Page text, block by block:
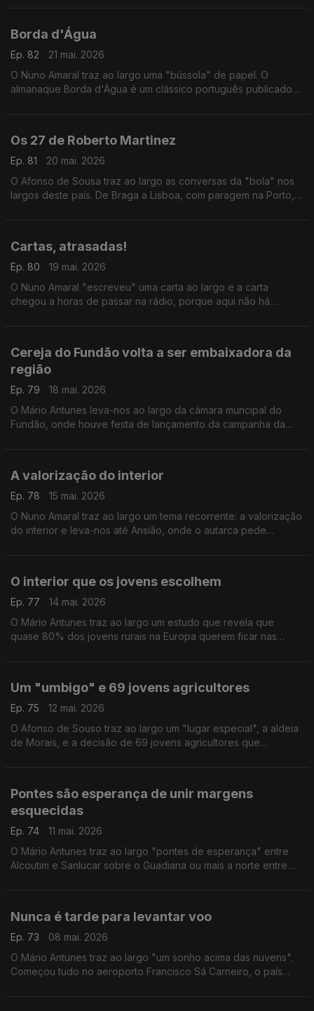
Borda d'Água
Ep. 82
21 mai. 2026
O Nuno Amaral traz ao largo uma "bússola" de papel. O
almanaque Borda d'Água é um clássico português publicado
Os 27 de Roberto Martinez
Ep. 81
20 mai. 2026
O Afonso de Sousa traz ao largo as conversas da "bola" nos
largos deste país. De Braga a Lisboa, com paragem na Porto,
Cartas, atrasadas!
Ep. 80
19 mai. 2026
O Nuno Amaral "escreveu" uma carta ao largo e a carta
chegou a horas de passar na rádio, porque aqui não há
Cereja do Fundão volta a ser embaixadora da
região
Ep. 79
18 mai. 2026
O Mário Antunes leva-nos ao largo da câmara muncipal do
Fundão, onde houve festa de lançamento da campanha da
A valorização do interior
Ep. 78
15 mai. 2026
O Nuno Amaral traz ao largo um tema recorrente: a valorização
do interior e leva-nos até Ansião, onde o autarca pede
O interior que os jovens escolhem
Ep. 77
14 mai. 2026
O Mário Antunes traz ao largo um estudo que revela que
quase 80% dos jovens rurais na Europa querem ficar nas
Um "umbigo" e 69 jovens agricultores
Ep. 75
12 mai. 2026
O Afonso de Souso traz ao largo um "lugar especial", a aldeia
de Morais, e a decisão de 69 jovens agricultores que
Pontes são esperança de unir margens
esquecidas
Ep. 74
11 mai. 2026
O Mário Antunes traz ao largo "pontes de esperança" entre
Alcoutim e Sanlucar sobre o Guadiana ou mais a norte entre
Nunca é tarde para levantar voo
Ep. 73
08 mai. 2026
O Mário Antunes traz ao largo "um sonho acima das nuvens".
Começou tudo no aeroporto Francisco Sá Carneiro, o país